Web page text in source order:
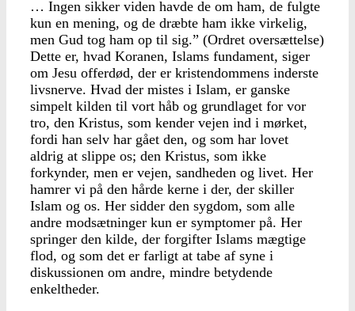
… Ingen sikker viden havde de om ham, de fulgte
kun en mening, og de dræbte ham ikke virkelig,
men Gud tog ham op til sig.” (Ordret oversættelse)
Dette er, hvad Koranen, Islams fundament, siger
om Jesu offerdød, der er kristendommens inderste
livsnerve. Hvad der mistes i Islam, er ganske
simpelt kilden til vort håb og grundlaget for vor
tro, den Kristus, som kender vejen ind i mørket,
fordi han selv har gået den, og som har lovet
aldrig at slippe os; den Kristus, som ikke
forkynder, men er vejen, sandheden og livet. Her
hamrer vi på den hårde kerne i der, der skiller
Islam og os. Her sidder den sygdom, som alle
andre modsætninger kun er symptomer på. Her
springer den kilde, der forgifter Islams mægtige
flod, og som det er farligt at tabe af syne i
diskussionen om andre, mindre betydende
enkeltheder.